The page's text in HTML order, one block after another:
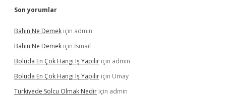
Son yorumlar
Bahın Ne Demek için admin
Bahın Ne Demek için İsmail
Boluda En Çok Hangi Iş Yapılır için admin
Boluda En Çok Hangi Iş Yapılır için Umay
Türkiyede Solcu Olmak Nedir için admin